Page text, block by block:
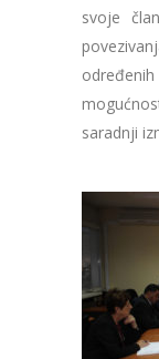
svoje
saradnji